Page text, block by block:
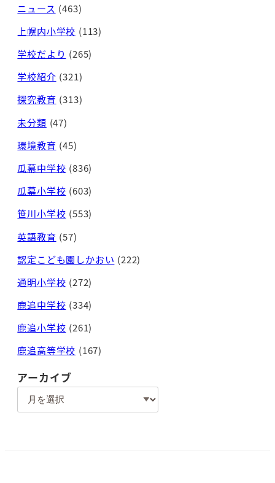
ニュース (463)
上幌内小学校 (113)
学校だより (265)
学校紹介 (321)
探究教育 (313)
未分類 (47)
環境教育 (45)
瓜幕中学校 (836)
瓜幕小学校 (603)
笹川小学校 (553)
英語教育 (57)
認定こども園しかおい (222)
通明小学校 (272)
鹿追中学校 (334)
鹿追小学校 (261)
鹿追高等学校 (167)
アーカイブ